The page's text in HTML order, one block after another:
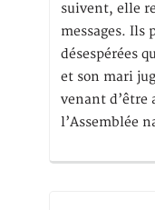
suivent, elle
messages. Ils
désespérées
et son mari
venant d’être
l’Assemblée